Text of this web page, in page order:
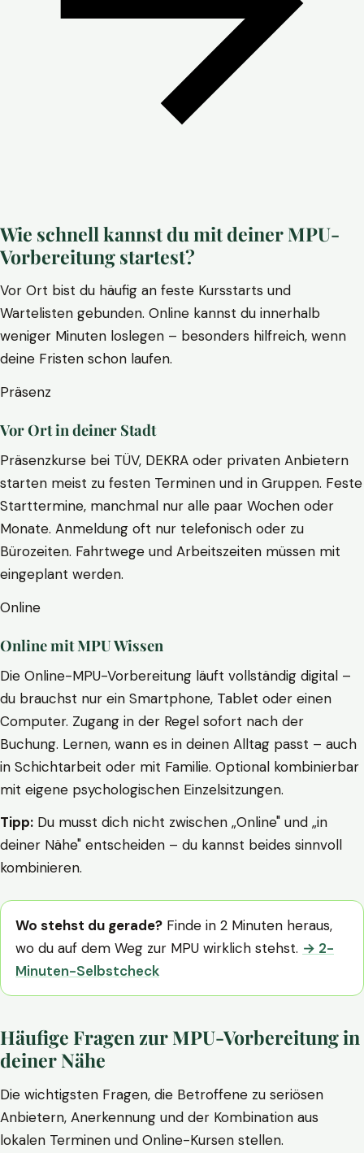
Wie schnell kannst du mit deiner MPU-
Vorbereitung startest?
Vor Ort bist du häufig an feste Kursstarts und
Wartelisten gebunden. Online kannst du innerhalb
weniger Minuten loslegen – besonders hilfreich, wenn
deine Fristen schon laufen.
Präsenz
Vor Ort in deiner Stadt
Präsenzkurse bei TÜV, DEKRA oder privaten Anbietern
starten meist zu festen Terminen und in Gruppen. Feste
Starttermine, manchmal nur alle paar Wochen oder
Monate. Anmeldung oft nur telefonisch oder zu
Bürozeiten. Fahrtwege und Arbeitszeiten müssen mit
eingeplant werden.
Online
Online mit MPU Wissen
Die Online-MPU-Vorbereitung läuft vollständig digital –
du brauchst nur ein Smartphone, Tablet oder einen
Computer. Zugang in der Regel sofort nach der
Buchung. Lernen, wann es in deinen Alltag passt – auch
in Schichtarbeit oder mit Familie. Optional kombinierbar
mit eigene psychologischen Einzelsitzungen.
Tipp: Du musst dich nicht zwischen „Online" und „in
deiner Nähe" entscheiden – du kannst beides sinnvoll
kombinieren.
Wo stehst du gerade? Finde in 2 Minuten heraus,
wo du auf dem Weg zur MPU wirklich stehst. → 2-
Minuten-Selbstcheck
Häufige Fragen zur MPU-Vorbereitung in
deiner Nähe
Die wichtigsten Fragen, die Betroffene zu seriösen
Anbietern, Anerkennung und der Kombination aus
lokalen Terminen und Online-Kursen stellen.